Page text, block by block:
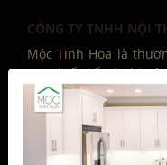
CÔNG TY TNHH NỘI
Mộc Tinh Hoa là
vực thiết kế và thi
phẩm phụ kiện nội
hệ thống xưởng sản
trúc sư nhiều kinh